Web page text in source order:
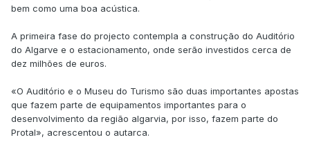
bem como uma boa acústica.
A primeira fase do projecto contempla a construção do Auditório
do Algarve e o estacionamento, onde serão investidos cerca de
dez milhões de euros.
«O Auditório e o Museu do Turismo são duas importantes apostas
que fazem parte de equipamentos importantes para o
desenvolvimento da região algarvia, por isso, fazem parte do
Protal», acrescentou o autarca.